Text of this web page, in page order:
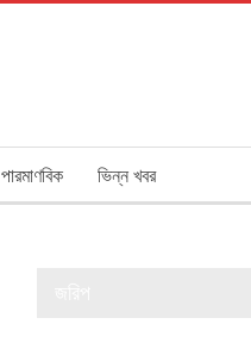
পারমাণবিক ভিন্ন খবর